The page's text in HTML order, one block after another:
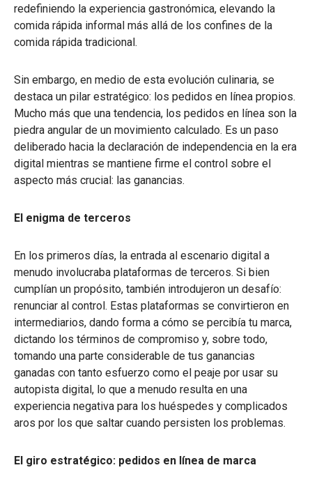
redefiniendo la experiencia gastronómica, elevando la
comida rápida informal más allá de los confines de la
comida rápida tradicional.
Sin embargo, en medio de esta evolución culinaria, se
destaca un pilar estratégico: los pedidos en línea propios.
Mucho más que una tendencia, los pedidos en línea son la
piedra angular de un movimiento calculado. Es un paso
deliberado hacia la declaración de independencia en la era
digital mientras se mantiene firme el control sobre el
aspecto más crucial: las ganancias.
El enigma de terceros
En los primeros días, la entrada al escenario digital a
menudo involucraba plataformas de terceros. Si bien
cumplían un propósito, también introdujeron un desafío:
renunciar al control. Estas plataformas se convirtieron en
intermediarios, dando forma a cómo se percibía tu marca,
dictando los términos de compromiso y, sobre todo,
tomando una parte considerable de tus ganancias
ganadas con tanto esfuerzo como el peaje por usar su
autopista digital, lo que a menudo resulta en una
experiencia negativa para los huéspedes y complicados
aros por los que saltar cuando persisten los problemas.
El giro estratégico: pedidos en línea de marca